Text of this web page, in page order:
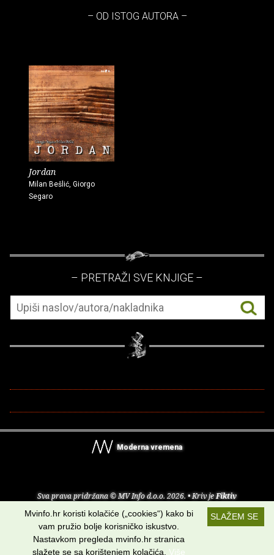
– OD ISTOG AUTORA –
Jordan
Milan Bešlić, Giorgo
Segaro
– PRETRAŽI SVE KNJIGE –
Moderna vremena
Sva prava pridržana © MV Info d.o.o. 2026. • Kriv jeFiktiv
O nama• Pomoć• Uvjeti korištenja•RSS kanali
Potraži nas na:
SLAŽEM SE
Mvinfo.hr koristi kolačiće („cookies“) kako bi
vam pružio bolje korisničko iskustvo.
Nastavkom pregleda mvinfo.hr stranica
slažete se sa korištenjem kolačića. Više